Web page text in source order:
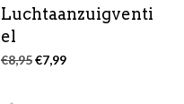
Luchtaanzuigventi
el
€8,95Oorspronkelijke
€7,99Huidige